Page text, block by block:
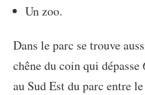
Un zoo.
Dans le parc se trouve
chêne du coin qui
au Sud Est du parc entre